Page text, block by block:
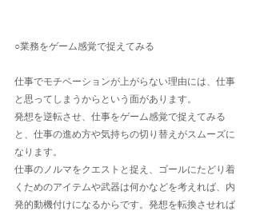
○業務をゲーム感覚で捉えてみる
仕事でモチベーションが上がらない理由には、仕事
と思ってしまうからという面があります。
発想を逆転させ、仕事をゲーム感覚で捉えてみる
と、仕事の進め方や気持ちの切り替えがスムーズに
なります。
仕事のノルマをクエストと捉え、ゴールにたどり着
くためのアイテムや武器は何かなどを考えれば、内
発的動機付けになるからです。発想を転換させれば